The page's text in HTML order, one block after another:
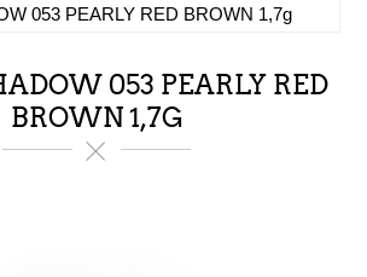
053 PEARLY RED BROWN 1,7g
053 PEARLY RED
BROWN 1,7G